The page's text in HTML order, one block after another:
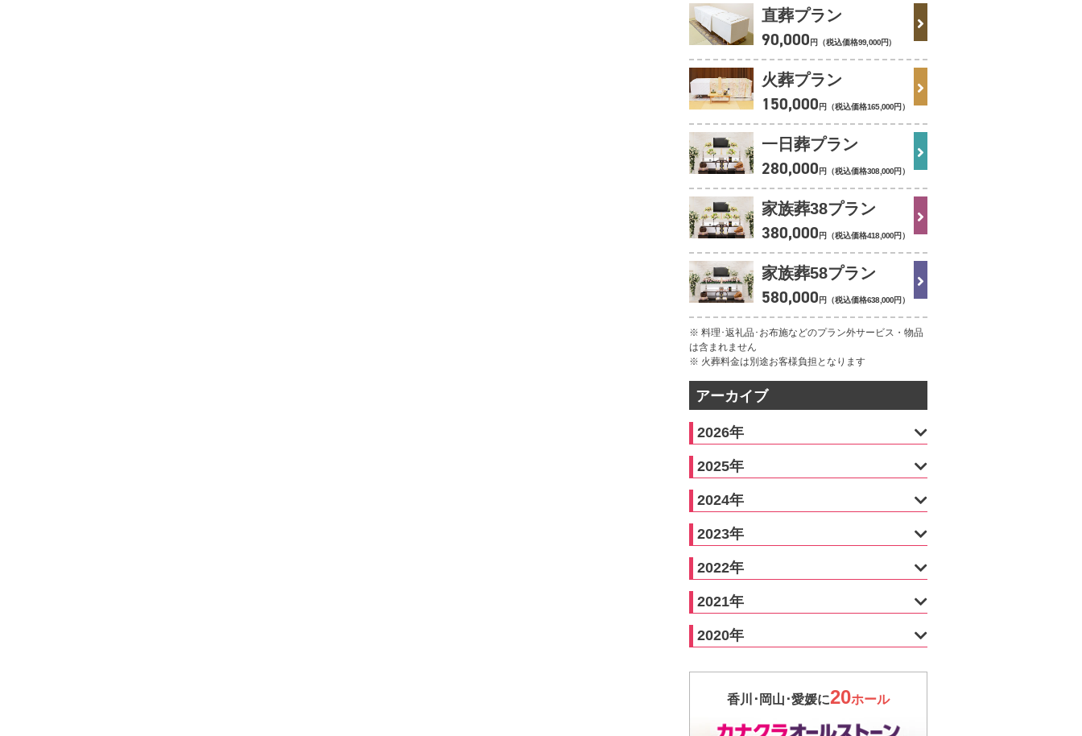
直葬プラン
90,000 円（税込価格99,000円）
火葬プラン
150,000 円（税込価格165,000円 ）
一日葬プラン
280,000 円（税込価格308,000円 ）
家族葬38プラン
380,000 円（税込価格418,000円 ）
家族葬58プラン
580,000 円（税込価格638,000円 ）
※ 料理･返礼品･お布施などのプラン外サービス・物品
は含まれません
※ 火葬料金は別途お客様負担となります
アーカイブ
2026年
2025年
2024年
2023年
2022年
2021年
2020年
香川･岡山･愛媛に20ホール